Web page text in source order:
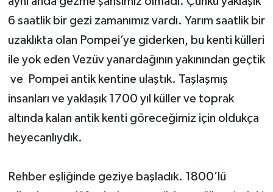
6 saatlik bir gezi zamanımız vardı. Yarım saatlik bir
uzaklıkta olan Pompei’ye giderken, bu kenti külleri
ile yok eden Vezüv yanardağının yakınından geçtik
ve Pompei antik kentine ulaştık. Taşlaşmış
insanları ve yaklaşık 1700 yıl küller ve toprak
altında kalan antik kenti göreceğimiz için oldukça
heyecanlıydık.
Rehber eşliğinde geziye başladık. 1800’lü